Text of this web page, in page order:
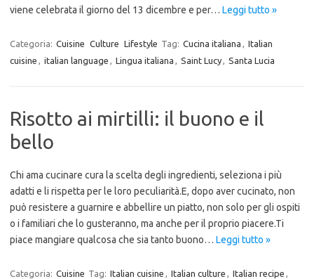
viene celebrata il giorno del 13 dicembre e per… Leggi tutto »
Categoria: Cuisine Culture Lifestyle Tag: Cucina italiana
Italian
cuisine
italian language Lingua italiana Saint Lucy Santa Lucia
Risotto ai mirtilli: il buono e il
bello
Chi ama cucinare cura la scelta degli ingredienti, seleziona i più
adatti e li rispetta per le loro peculiarità.E, dopo aver cucinato, non
può resistere a guarnire e abbellire un piatto, non solo per gli ospiti
o i familiari che lo gusteranno, ma anche per il proprio piacere.Ti
piace mangiare qualcosa che sia tanto buono… Leggi tutto »
Categoria: Cuisine Tag: Italian cuisine Italian culture Italian recipe